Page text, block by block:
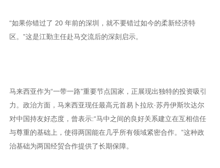
“如果你错过了 20 年前的深圳，就不要错过如今的柔新经济特
区。”这是江勤主任赴马交流后的深刻启示。
马来西亚作为“一带一路”重要节点国家，正展现出独特的投资吸引
力。政治方面，马来西亚现任最高元首易卜拉欣·苏丹伊斯坎达尔
对中国持友好态度，曾表示:“马中之间的良好关系建立在互相信任
与尊重的基础上，使得两国能在几乎所有领域紧密合作。”这种政
治基础为两国经贸合作提供了长期保障。